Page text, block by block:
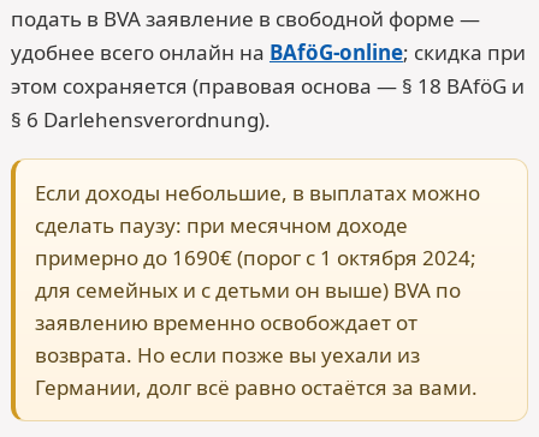
подать в BVA заявление в свободной форме —
удобнее всего онлайн на BAföG-online; скидка при
этом сохраняется (правовая основа — § 18 BAföG и
§ 6 Darlehensverordnung).
Если доходы небольшие, в выплатах можно
сделать паузу: при месячном доходе
примерно до 1690€ (порог с 1 октября 2024;
для семейных и с детьми он выше) BVA по
заявлению временно освобождает от
возврата. Но если позже вы уехали из
Германии, долг всё равно остаётся за вами.